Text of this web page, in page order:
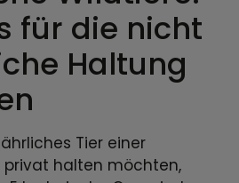
für die nicht
Haltung
Tier einer
privat halten möchten,